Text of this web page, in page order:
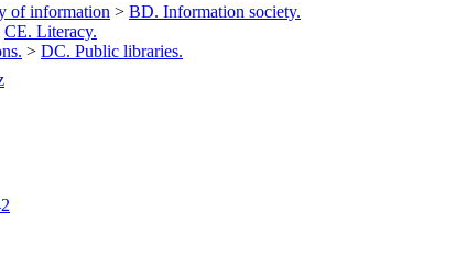
of information > BD. Information society.
CE. Literacy.
> DC. Public libraries.